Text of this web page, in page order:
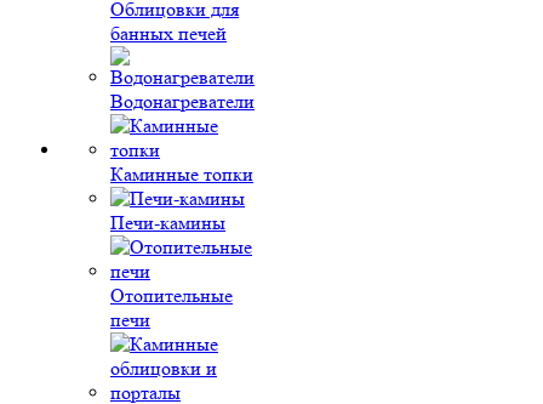
Облицовки для
банных печей
Водонагреватели
Каминные топки
Печи-камины
Отопительные
печи